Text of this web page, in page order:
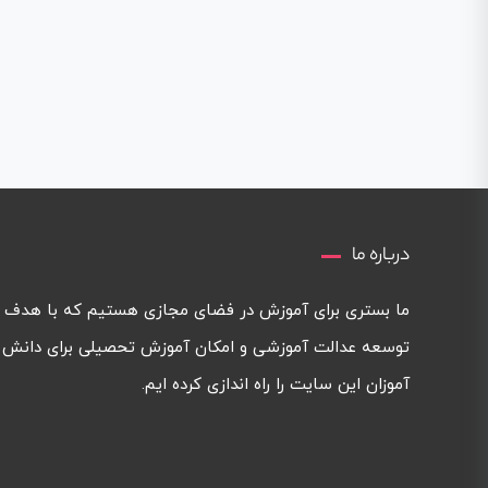
درباره ما
ما بستری برای آموزش در فضای مجازی هستیم که با هدف
توسعه عدالت آموزشی و امکان آموزش تحصیلی برای دانش
آموزان این سایت را راه اندازی کرده ایم.